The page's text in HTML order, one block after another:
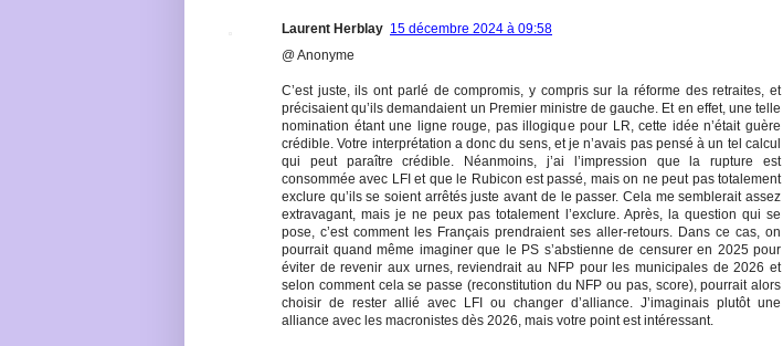
Laurent Herblay 15 décembre 2024 à 09:58
@ Anonyme
C’est juste, ils ont parlé de compromis, y compris sur la réforme des retraites, et
précisaient qu’ils demandaient un Premier ministre de gauche. Et en effet, une telle
nomination étant une ligne rouge, pas illogique pour LR, cette idée n’était guère
crédible. Votre interprétation a donc du sens, et je n’avais pas pensé à un tel calcul
qui peut paraître crédible. Néanmoins, j’ai l’impression que la rupture est
consommée avec LFI et que le Rubicon est passé, mais on ne peut pas totalement
exclure qu’ils se soient arrêtés juste avant de le passer. Cela me semblerait assez
extravagant, mais je ne peux pas totalement l’exclure. Après, la question qui se
pose, c’est comment les Français prendraient ses aller-retours. Dans ce cas, on
pourrait quand même imaginer que le PS s’abstienne de censurer en 2025 pour
éviter de revenir aux urnes, reviendrait au NFP pour les municipales de 2026 et
selon comment cela se passe (reconstitution du NFP ou pas, score), pourrait alors
choisir de rester allié avec LFI ou changer d’alliance. J’imaginais plutôt une
alliance avec les macronistes dès 2026, mais votre point est intéressant.